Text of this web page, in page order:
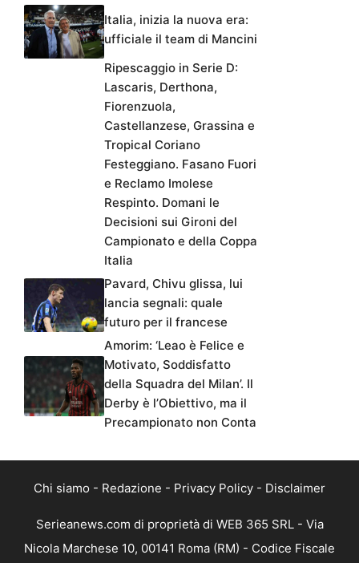
Italia, inizia la nuova era:
ufficiale il team di Mancini
Ripescaggio in Serie D:
Lascaris, Derthona,
Fiorenzuola,
Castellanzese, Grassina e
Tropical Coriano
Festeggiano. Fasano Fuori
e Reclamo Imolese
Respinto. Domani le
Decisioni sui Gironi del
Campionato e della Coppa
Italia
Pavard, Chivu glissa, lui
lancia segnali: quale
futuro per il francese
Amorim: ‘Leao è Felice e
Motivato, Soddisfatto
della Squadra del Milan’. Il
Derby è l’Obiettivo, ma il
Precampionato non Conta
Chi siamo - Redazione - Privacy Policy - Disclaimer
Serieanews.com di proprietà di WEB 365 SRL - Via
Nicola Marchese 10, 00141 Roma (RM) - Codice Fiscale